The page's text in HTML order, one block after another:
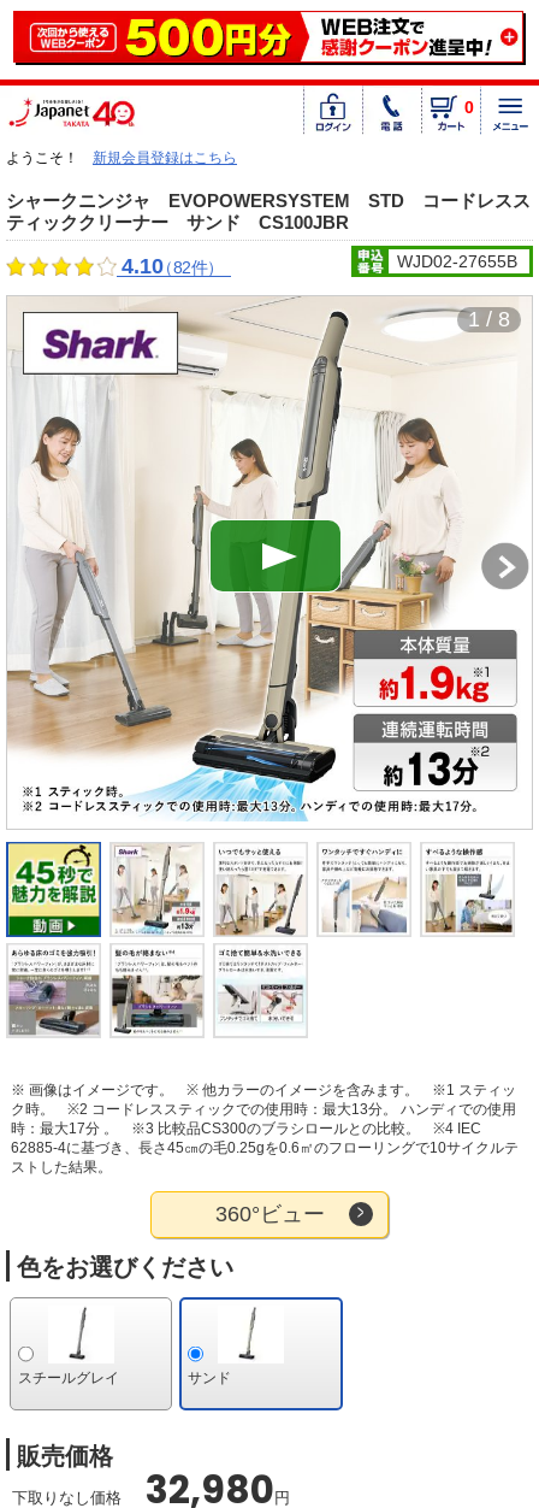
0
ようこそ！ 新規会員登録はこちら
シャークニンジャ EVOPOWERSYSTEM STD コードレスス
ティッククリーナー サンド CS100JBR
4.10（82件） WJD02-27655B
1 / 8
※ 画像はイメージです。 ※ 他カラーのイメージを含みます。
※1 スティッ
ク時。
※2 コードレススティックでの使用時：最大13分。 ハンディでの使用
時：最大17分 。
※3 比較品CS300のブラシロールとの比較。
※4 IEC
62885-4に基づき、長さ45㎝の毛0.25gを0.6㎡のフローリングで10サイクルテ
ストした結果。
360°ビュー
色をお選びください
スチールグレイ サンド
販売価格
下取りなし価格 32,980円